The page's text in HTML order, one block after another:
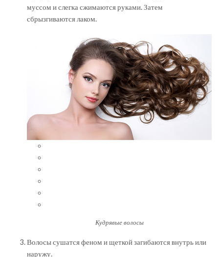
муссом и слегка сжимаются руками. Затем
сбрызгиваются лаком.
Кудрявые волосы
Волосы сушатся феном и щеткой загибаются внутрь или
наружу.